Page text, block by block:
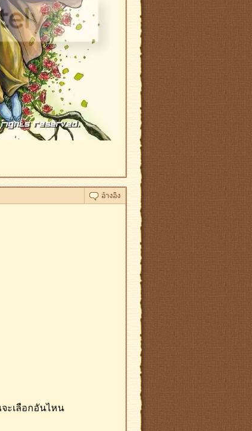
จะเลือกอันไหน